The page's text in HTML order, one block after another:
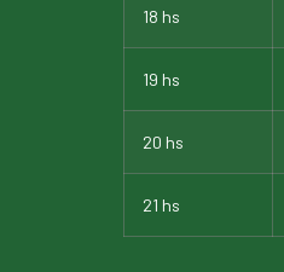
18 hs
19 hs
20 hs
21 hs